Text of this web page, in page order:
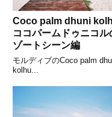
Coco palm dhuni
ココパームドゥニコル
ゾートシーン編
モルディブのCoco palm
kolhu...